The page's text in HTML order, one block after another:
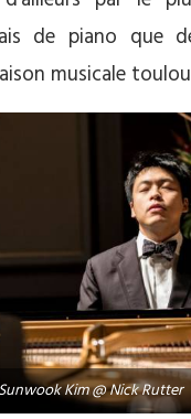
de piano que
musicale
Sunwook Kim @ Nick Rutter